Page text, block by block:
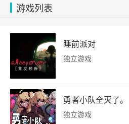
游戏列表
睡前派对
独立游戏
勇者小队全灭了。
独立游戏